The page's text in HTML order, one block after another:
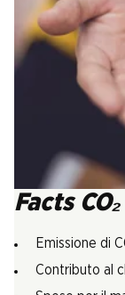
Facts
Emissione di
Contributo al